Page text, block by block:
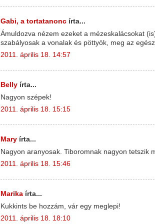
Gabi, a tortatanonc írta...
Ámuldozva nézem ezeket a mézeskalácsokat
szabályosak a vonalak és pöttyök, meg az
2011. április 18. 14:57
Belly írta...
Nagyon szépek!
2011. április 18. 15:15
Mary írta...
Nagyon aranyosak. Tiboromnak nagyon tetszik
2011. április 18. 15:46
Marika írta...
Kukkints be hozzám, vár egy meglepi!
2011. április 18. 18:10